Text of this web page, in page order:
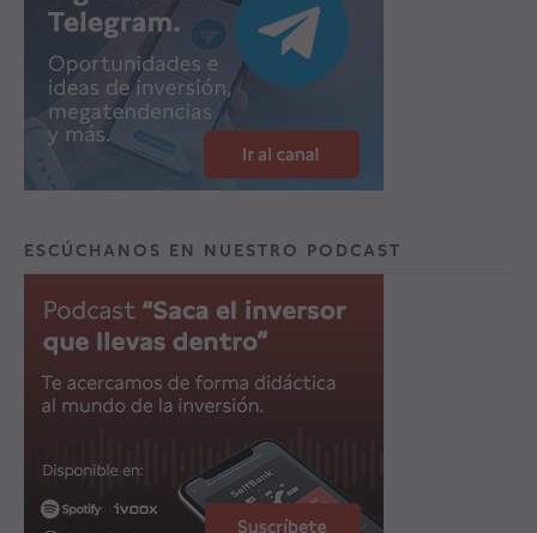
ESCÚCHANOS EN NUESTRO PODCAST